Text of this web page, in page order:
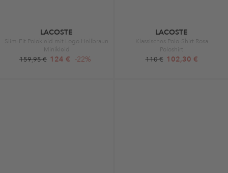
LACOSTE
Slim-Fit Polokleid mit Logo Hellbraun
Minikleid
159,95 € 124 € -22%
LACOSTE
Klassisches Polo-Shirt Rosa
Poloshirt
110 € 102,30 €